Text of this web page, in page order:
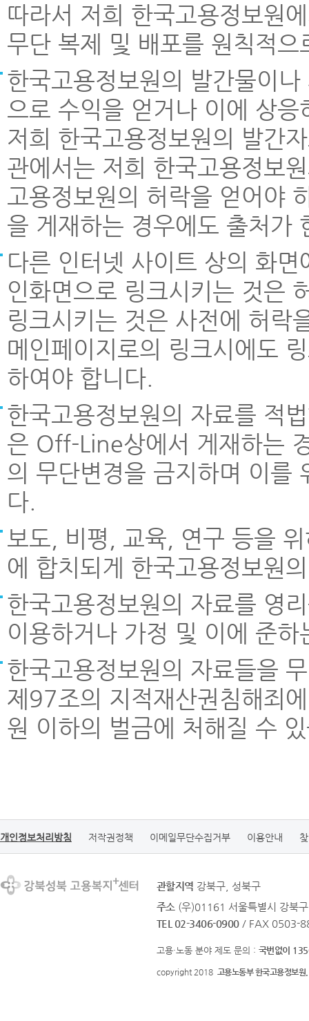
따라서 저희 한국고용정보원
무단 복제 및 배포를 원칙적으
한국고용정보원의 발간물이
으로 수익을 얻거나 이에 상
저희 한국고용정보원의 발간
관에서는 저희 한국고용정보
고용정보원의 허락을 얻어야
을 게재하는 경우에도 출처가
다른 인터넷 사이트 상의 화
인화면으로 링크시키는 것은
링크시키는 것은 사전에 허락
메인페이지로의 링크시에도
하여야 합니다.
한국고용정보원의 자료를 적
은 Off-Line상에서 게재하는
의 무단변경을 금지하며 이를
다.
보도, 비평, 교육, 연구 등을
에 합치되게 한국고용정보원
한국고용정보원의 자료를 영
이용하거나 가정 및 이에 준
한국고용정보원의 자료들을
제97조의 지적재산권침해죄
원 이하의 벌금에 처해질 수
개인정보처리방침 저작권정책 이메일무단수집거부 이용안내
관할지역 강북구, 성북구
주소 (우)01161 서울특별시 강북
TEL 02-3406-0900 / FAX 0503-
고용·노동 분야 제도 문의 : 국번없이
copyright 2018 고용노동부 한국고용정보원.